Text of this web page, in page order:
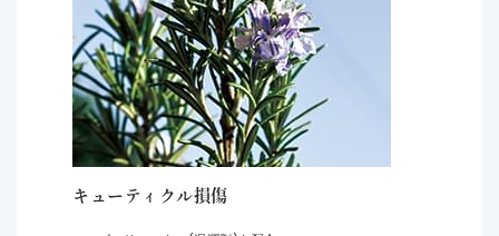
キューティクル損傷